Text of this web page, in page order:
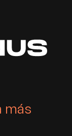
más